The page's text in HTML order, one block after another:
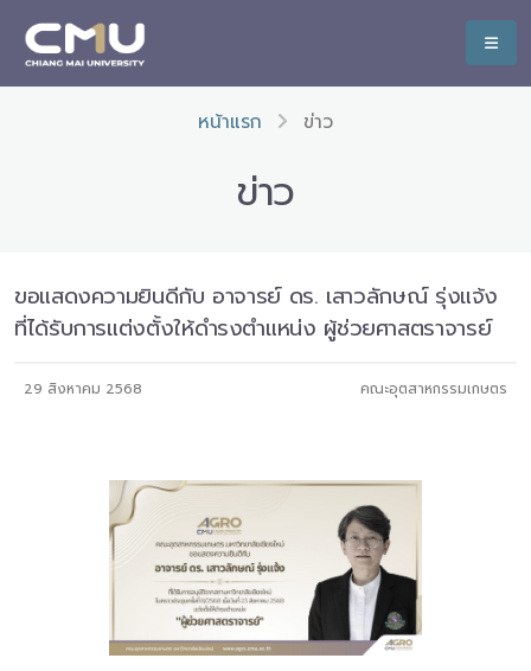
หน้าแรก ข่าว
ข่าว
ขอแสดงความยินดีกับ อาจารย์ ดร. เสาวลักษณ์ รุ่งแจ้ง
ที่ได้รับการแต่งตั้งให้ดำรงตำแหน่ง ผู้ช่วยศาสตราจารย์
29 สิงหาคม 2568 คณะอุตสาหกรรมเกษตร